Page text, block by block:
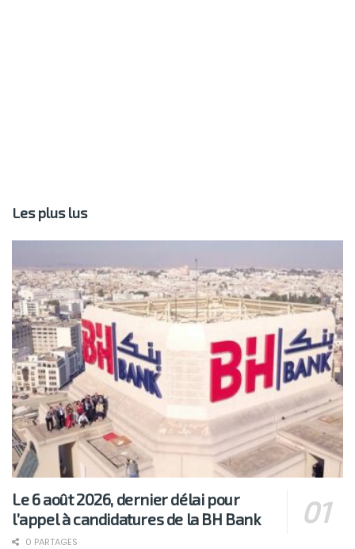
Les plus lus
Le 6 août 2026, dernier délai pour
l’appel à candidatures de la BH Bank
0 PARTAGES